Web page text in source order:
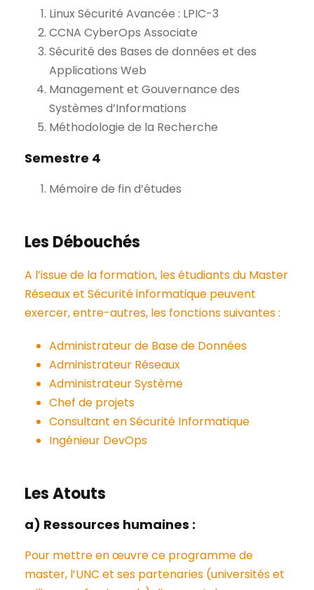
Linux Sécurité Avancée : LPIC-3
CCNA CyberOps Associate
Sécurité des Bases de données et des
Applications Web
Management et Gouvernance des
Systèmes d’Informations
Méthodologie de la Recherche
Semestre 4
Mémoire de fin d’études
Les Débouchés
A l’issue de la formation, les étudiants du Master
Réseaux et Sécurité informatique peuvent
exercer, entre-autres, les fonctions suivantes :
Administrateur de Base de Données
Administrateur Réseaux
Administrateur Système
Chef de projets
Consultant en Sécurité Informatique
Ingénieur DevOps
Les Atouts
a) Ressources humaines :
Pour mettre en œuvre ce programme de
master, l’UNC et ses partenaries (universités et